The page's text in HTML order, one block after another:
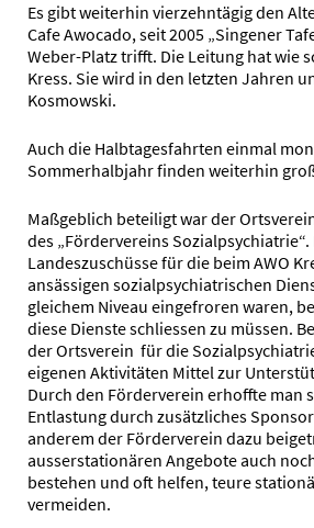
Es gibt weiterhin vierzehntägig den
Cafe Awocado, seit 2005 „Singener
Weber-Platz trifft. Die Leitung hat wie
Kress. Sie wird in den letzten Jahren
Kosmowski.
Auch die Halbtagesfahrten einmal
Sommerhalbjahr finden weiterhin
Maßgeblich beteiligt war der
des „Fördervereins
Landeszuschüsse für die beim AWO
ansässigen sozialpsychiatrischen
gleichem Niveau eingefroren waren,
diese Dienste schliessen zu müssen.
der Ortsverein für die
eigenen Aktivitäten Mittel zur
Durch den Förderverein erhoffte man
Entlastung durch zusätzliches
anderem der Förderverein dazu
ausserstationären Angebote auch
bestehen und oft helfen, teure
vermeiden.